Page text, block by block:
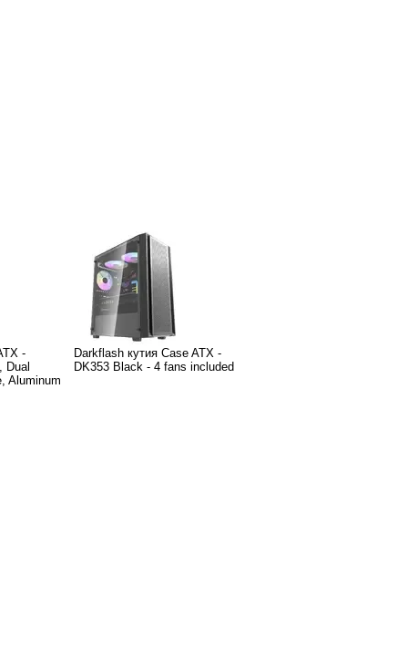
-
Dual
Aluminum
Darkflash кутия Case ATX -
DK353 Black - 4 fans included